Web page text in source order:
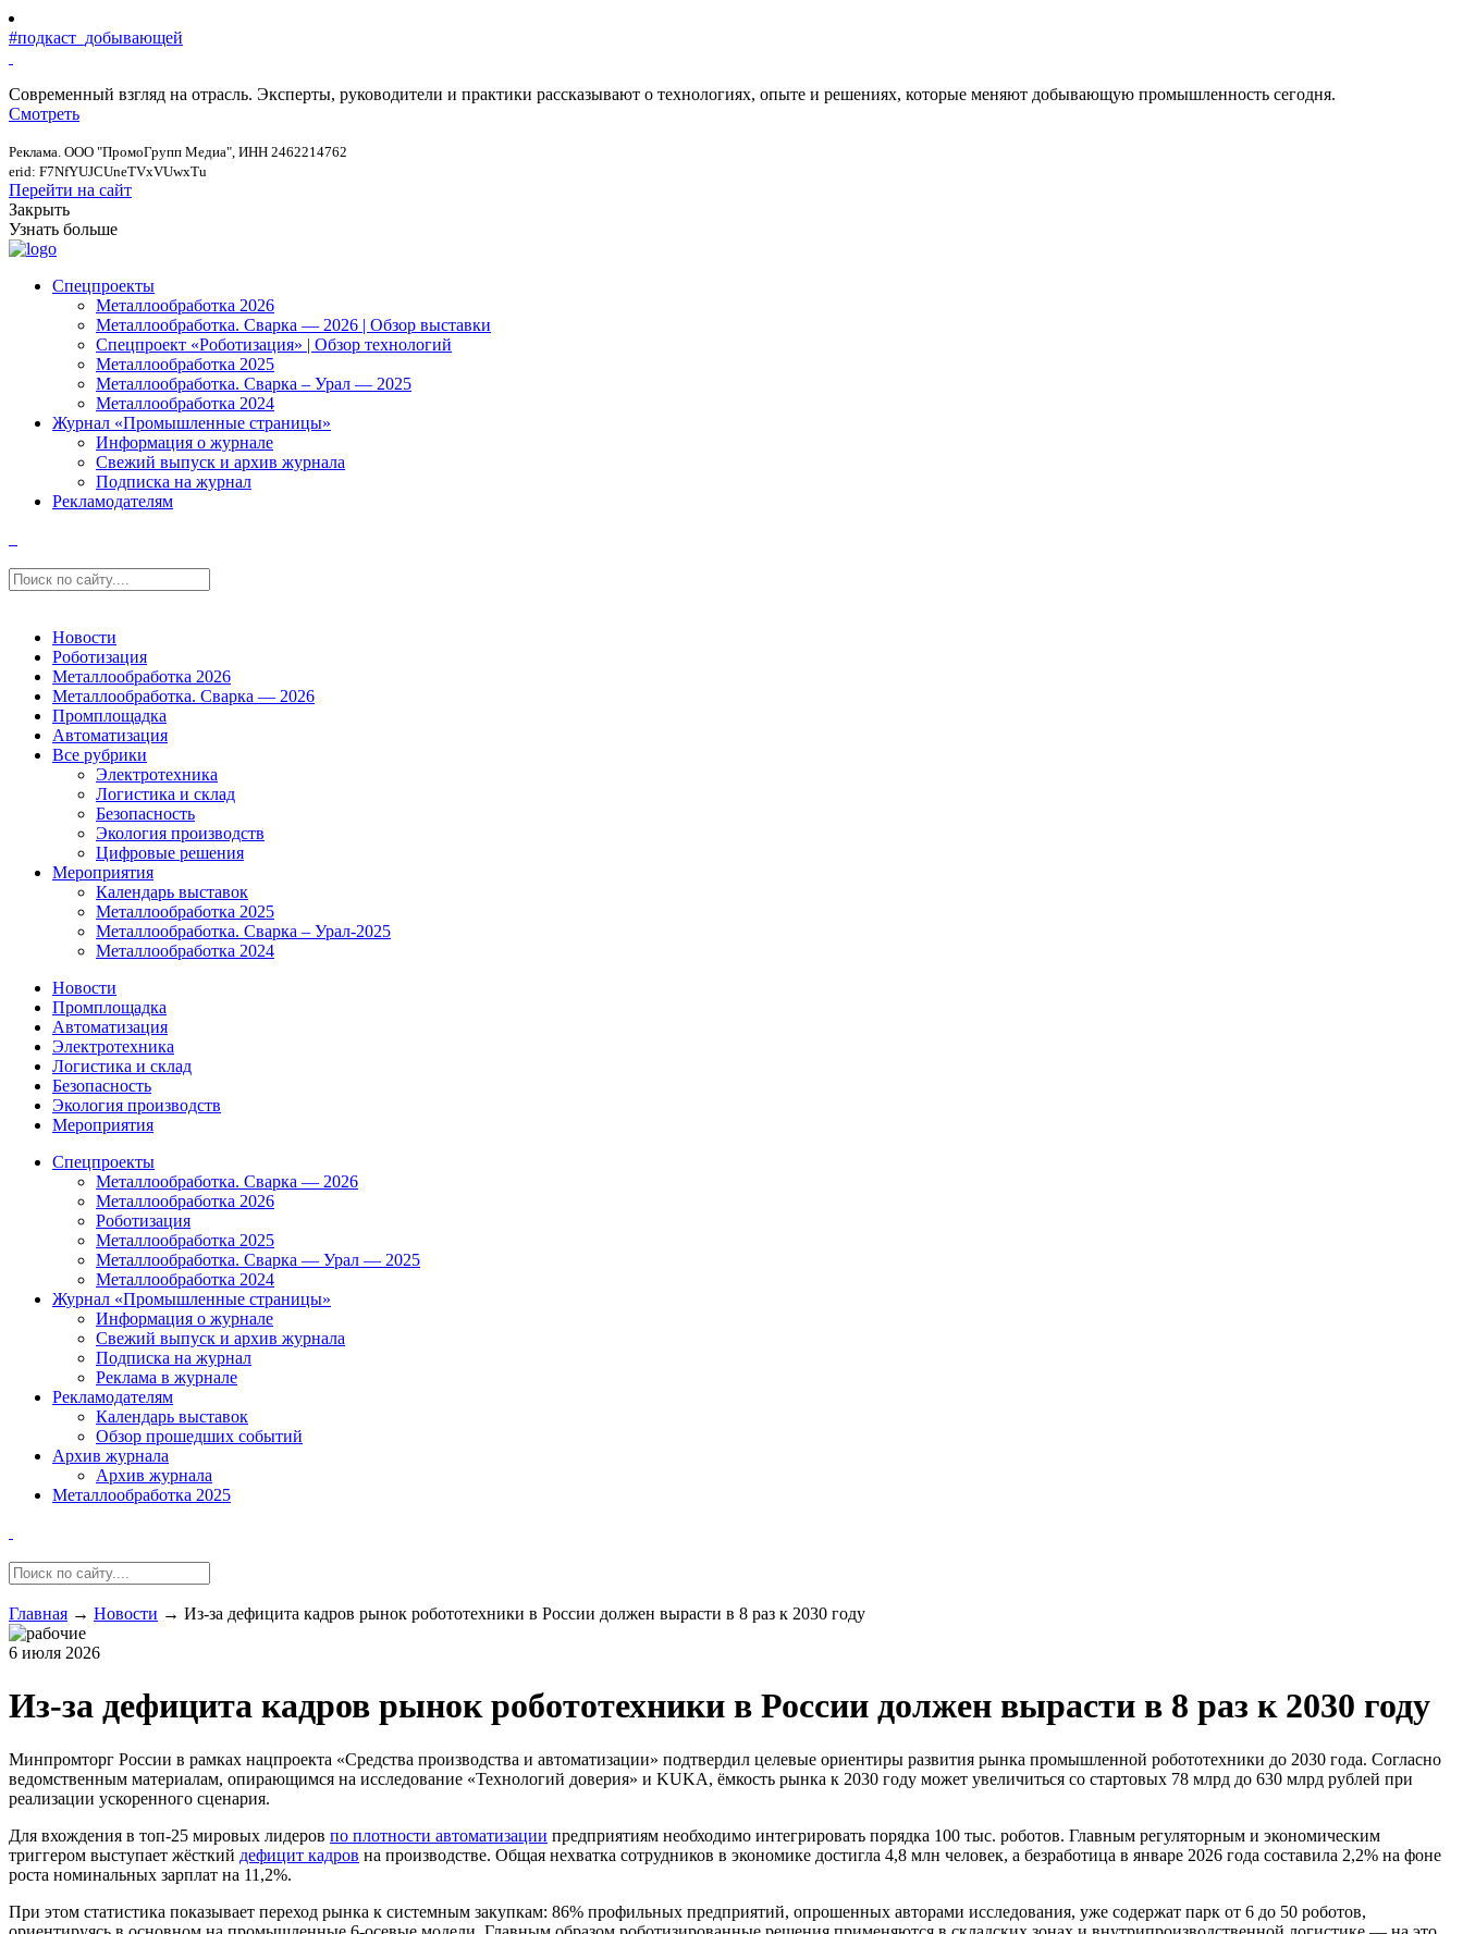
#подкаст_добывающей
Современный взгляд на отрасль. Эксперты, руководители и практики рассказывают о технологиях, опыте и решениях, которые меняют добывающую промышленность сегодня.
Смотреть
Реклама. ООО "ПромоГрупп Медиа", ИНН 2462214762
erid: F7NfYUJCUneTVxVUwxTu
Перейти на сайт
Закрыть
Узнать больше
Спецпроекты
Металлообработка 2026
Металлообработка. Сварка — 2026 | Обзор выставки
Спецпроект «Роботизация» | Обзор технологий
Металлообработка 2025
Металлообработка. Сварка – Урал — 2025
Металлообработка 2024
Журнал «Промышленные страницы»
Информация о журнале
Свежий выпуск и архив журнала
Подписка на журнал
Рекламодателям
Новости
Роботизация
Металлообработка 2026
Металлообработка. Сварка — 2026
Промплощадка
Автоматизация
Все рубрики
Электротехника
Логистика и склад
Безопасность
Экология производств
Цифровые решения
Мероприятия
Календарь выставок
Металлообработка 2025
Металлообработка. Сварка – Урал-2025
Металлообработка 2024
Новости
Промплощадка
Автоматизация
Электротехника
Логистика и склад
Безопасность
Экология производств
Мероприятия
Спецпроекты
Металлообработка. Сварка — 2026
Металлообработка 2026
Роботизация
Металлообработка 2025
Металлообработка. Сварка — Урал — 2025
Металлообработка 2024
Журнал «Промышленные страницы»
Информация о журнале
Свежий выпуск и архив журнала
Подписка на журнал
Реклама в журнале
Рекламодателям
Календарь выставок
Обзор прошедших событий
Архив журнала
Архив журнала
Металлообработка 2025
Главная → Новости → Из-за дефицита кадров рынок робототехники в России должен вырасти в 8 раз к 2030 году
6 июля 2026
Из-за дефицита кадров рынок робототехники в России должен вырасти в 8 раз к 2030 году
Минпромторг России в рамках нацпроекта «Средства производства и автоматизации» подтвердил целевые ориентиры развития рынка промышленной робототехники до 2030 года. Согласно
ведомственным материалам, опирающимся на исследование «Технологий доверия» и KUKA, ёмкость рынка к 2030 году может увеличиться со стартовых 78 млрд до 630 млрд рублей при
реализации ускоренного сценария.
Для вхождения в топ-25 мировых лидеров по плотности автоматизации предприятиям необходимо интегрировать порядка 100 тыс. роботов. Главным регуляторным и экономическим
триггером выступает жёсткий дефицит кадров на производстве. Общая нехватка сотрудников в экономике достигла 4,8 млн человек, а безработица в январе 2026 года составила 2,2% на фоне
роста номинальных зарплат на 11,2%.
При этом статистика показывает переход рынка к системным закупкам: 86% профильных предприятий, опрошенных авторами исследования, уже содержат парк от 6 до 50 роботов,